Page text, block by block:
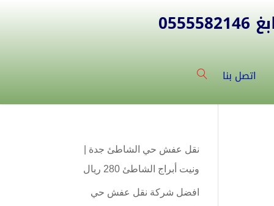
اتصل بنا
نقل عفش حي الشاطئ جدة |
ونيت أبراج الشاطئ 280 ريال
افضل شركة نقل عفش حي